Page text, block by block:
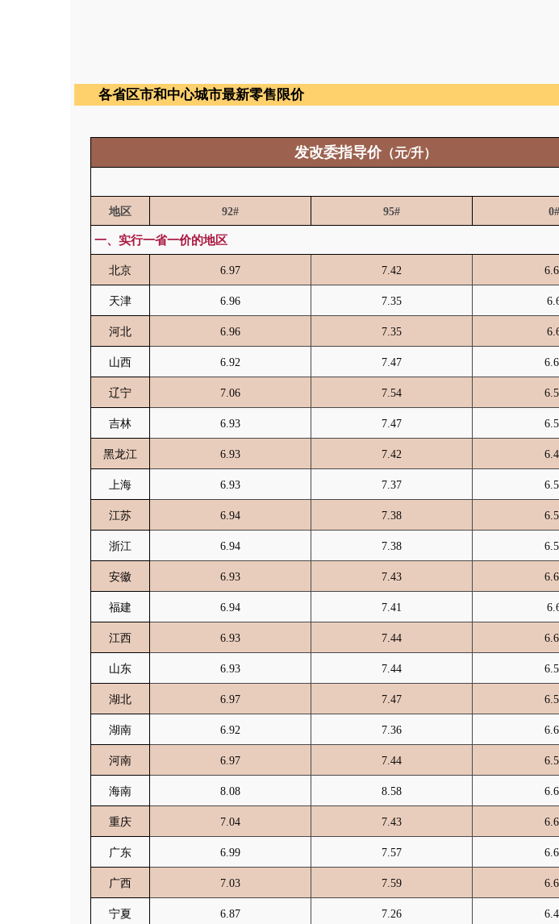
各省区市和中心城市最新零售限价
发改委指导价（元/升）
地区 92# 95# 0#
一、实行一省一价的地区
北京 6.97 7.42
天津 6.96 7.35
河北 6.96 7.35
山西 6.92 7.47
辽宁 7.06 7.54
吉林 6.93 7.47
黑龙江 6.93 7.42
上海 6.93 7.37
江苏 6.94 7.38
浙江 6.94 7.38
安徽 6.93 7.43
福建 6.94 7.41
江西 6.93 7.44
山东 6.93 7.44
湖北 6.97 7.47
湖南 6.92 7.36
河南 6.97 7.44
海南 8.08 8.58
重庆 7.04 7.43
广东 6.99 7.57
广西 7.03 7.59
宁夏 6.87 7.26